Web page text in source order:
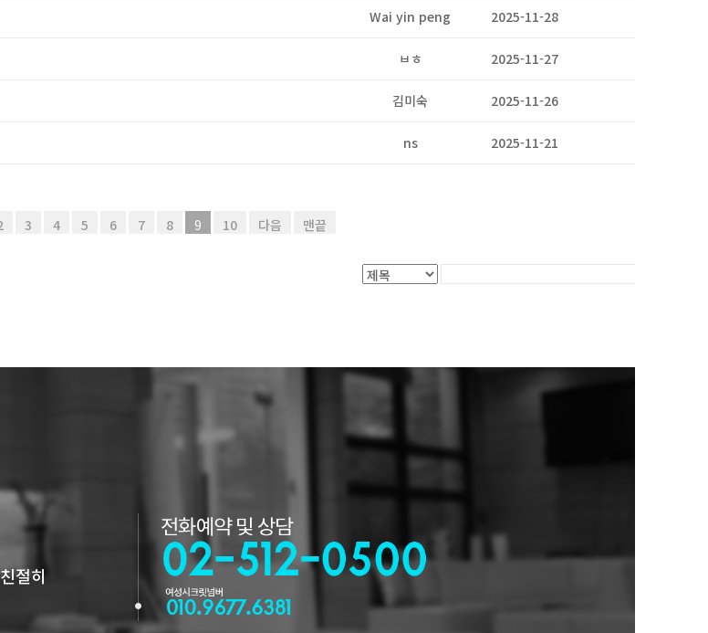
Wai yin peng 2025-11-28
ㅂㅎ 2025-11-27
김미숙 2025-11-26
ns 2025-11-21
3 4 5 6 7 8 9 10 다음 맨끝
절히